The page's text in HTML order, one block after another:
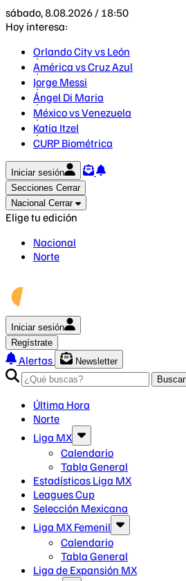
sábado, 8.08.2026 / 18:50
Hoy interesa:
Orlando City vs León
América vs Cruz Azul
Jorge Messi
Ángel Di Maria
México vs Venezuela
Katia Itzel
CURP Biométrica
Iniciar sesión
Secciones Cerrar
Nacional Cerrar
Elige tu edición
Nacional
Norte
Iniciar sesión
Regístrate
Alertas
Newsletter
Buscar
Última Hora
Norte
Liga MX
Calendario
Tabla General
Estadísticas Liga MX
Leagues Cup
Selección Mexicana
Liga MX Femenil
Calendario
Tabla General
Liga de Expansión MX